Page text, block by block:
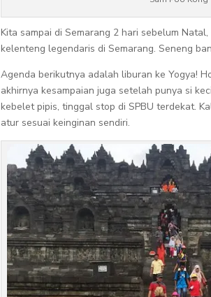
Kita sampai di Semarang 2 hari sebelum
kelenteng legendaris di Semarang. Seneng
Agenda berikutnya adalah liburan ke Yogya!
akhirnya kesampaian juga setelah punya si
kebelet pipis, tinggal stop di SPBU terdekat.
atur sesuai keinginan sendiri.